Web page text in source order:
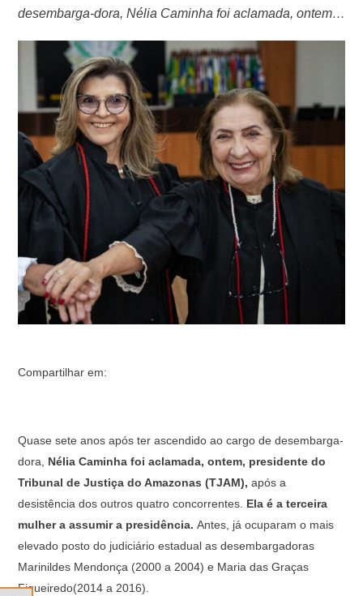
desembarga-dora, Nélia Caminha foi aclamada, ontem,
após a desistência dos outros quatro concorrentes. Ela é
a terceira mulher a assumir a presidência. Antes, já
ocuparam o mais elevado posto do judiciário estadual as
desembargadoras Marinildes Mendonça (2000 a …
Compartilhar em:
Quase sete anos após ter ascendido ao cargo de desembarga-
dora, Nélia Caminha foi aclamada, ontem, presidente do
Tribunal de Justiça do Amazonas (TJAM), após a
desistência dos outros quatro concorrentes. Ela é a terceira
mulher a assumir a presidência. Antes, já ocuparam o mais
elevado posto do judiciário estadual as desembargadoras
Marinildes Mendonça (2000 a 2004) e Maria das Graças
Figueiredo(2014 a 2016).